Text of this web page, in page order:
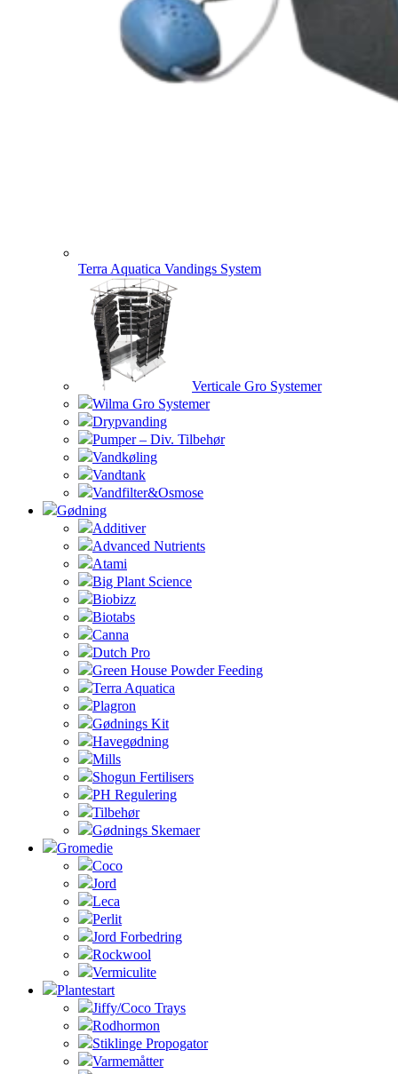
Terra Aquatica Vandings System
Verticale Gro Systemer
Wilma Gro Systemer
Drypvanding
Pumper – Div. Tilbehør
Vandkøling
Vandtank
Vandfilter&Osmose
Gødning
Additiver
Advanced Nutrients
Atami
Big Plant Science
Biobizz
Biotabs
Canna
Dutch Pro
Green House Powder Feeding
Terra Aquatica
Plagron
Gødnings Kit
Havegødning
Mills
Shogun Fertilisers
PH Regulering
Tilbehør
Gødnings Skemaer
Gromedie
Coco
Jord
Leca
Perlit
Jord Forbedring
Rockwool
Vermiculite
Plantestart
Jiffy/Coco Trays
Rodhormon
Stiklinge Propogator
Varmemåtter